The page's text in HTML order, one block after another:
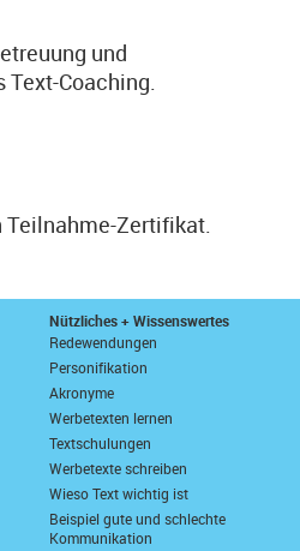
und
Coaching.
Zertifikat.
Nützliches + Wissenswertes
Redewendungen
Personifikation
Akronyme
Werbetexten lernen
Textschulungen
Werbetexte schreiben
Wieso Text wichtig ist
Beispiel gute und schlechte
Kommunikation